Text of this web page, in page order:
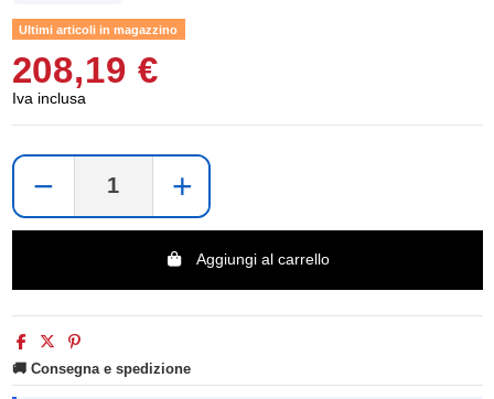
Ultimi articoli in magazzino
208,19 €
Iva inclusa
− +
Aggiungi al carrello
🚚 Consegna e spedizione